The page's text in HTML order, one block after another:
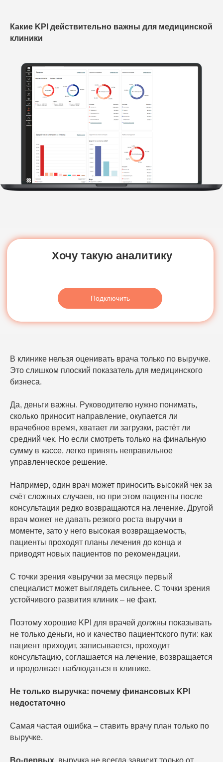
Какие KPI действительно важны для медицинской
клиники
В клинике нельзя оценивать врача только по выручке.
Это слишком плоский показатель для медицинского
бизнеса.
Да, деньги важны. Руководителю нужно понимать,
сколько приносит направление, окупается ли
врачебное время, хватает ли загрузки, растёт ли
средний чек. Но если смотреть только на финальную
сумму в кассе, легко принять неправильное
управленческое решение.
Например, один врач может приносить высокий чек за
счёт сложных случаев, но при этом пациенты после
консультации редко возвращаются на лечение. Другой
врач может не давать резкого роста выручки в
моменте, зато у него высокая возвращаемость,
пациенты проходят планы лечения до конца и
приводят новых пациентов по рекомендации.
С точки зрения «выручки за месяц» первый
специалист может выглядеть сильнее. С точки зрения
устойчивого развития клиник – не факт.
Поэтому хорошие KPI для врачей должны показывать
не только деньги, но и качество пациентского пути: как
пациент приходит, записывается, проходит
консультацию, соглашается на лечение, возвращается
и продолжает наблюдаться в клинике.
Не только выручка: почему финансовых KPI
недостаточно
Самая частая ошибка – ставить врачу план только по
выручке.
Во-первых, выручка не всегда зависит только от